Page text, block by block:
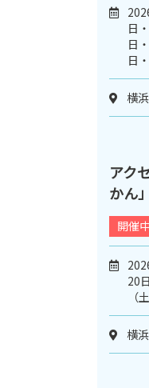
日
日
日
横
アク
かん
開催
20
（
横